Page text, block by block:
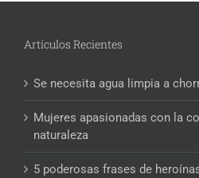
Artículos Recientes
Se necesita agua limpia a
Mujeres apasionadas con la
naturaleza
5 poderosas frases de